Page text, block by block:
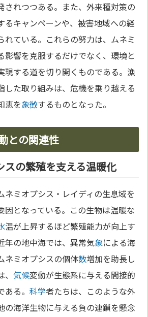
されつつある。また、外来種対策の
るキャンペーンや、被害地域への経
れている。これらの努力は、ムネミ
影響を克服するだけでなく、環境と
現する道を切り開くものである。漁
した取り組みは、危機を乗り越える
恵を象徴するものとなった。
との関連性
スの繁殖を支える温暖化
ネミオプシス・レイディの生息域を
因となっている。この生物は温暖な
温が上昇するほど繁殖能力が向上す
年の地中海では、異常気象による海
ネミオプシスの個体数増加を助長し
、気候変動が生態系に与える間接的
ある。科学者たちは、このような外
の海洋生物に与える負の連鎖を懸念